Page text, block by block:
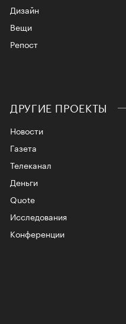
Дизайн
Вещи
Репост
ДРУГИЕ ПРОЕКТЫ
Новости
Газета
Телеканал
Деньги
Quote
Исследования
Конференции